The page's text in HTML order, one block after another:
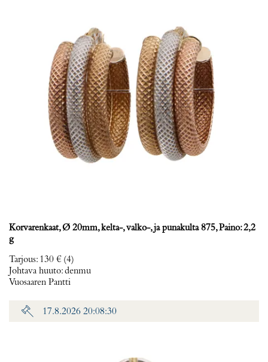
Korvarenkaat, Ø 20mm, kelta-, valko-, ja punakulta 875, Paino: 2,2
g
Tarjous: 130 € (4)
Johtava huuto:denmu
Vuosaaren Pantti
17.8.2026 20:08:30